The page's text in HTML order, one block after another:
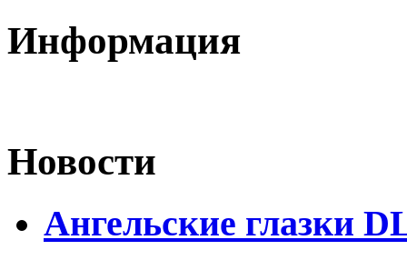
Информация
Новости
Ангельские глазки